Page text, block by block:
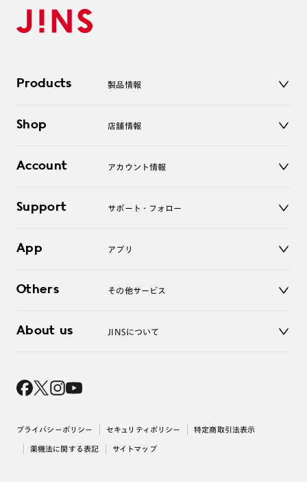
Products 製品情報
サングラス
コンタクトレンズ
アクセサリー
Shop 店舗情報
オンラインショップ
Account アカウント情報
ログアウト
Support サポート・フォロー
よくあるご質問
お問い合わせ
App アプリ
Others その他サービス
レンズ交換
About us JINSについて
採用情報
出店について
プライバシーポリシー セキュリティポリシー 特定商取引法表示
薬機法に関する表記 サイトマップ